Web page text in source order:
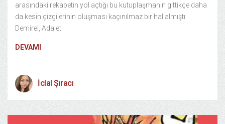
arasındaki rekabetin yol açtığı bu kutuplaşmanın gittikçe daha
da kesin çizgilerinin oluşması kaçınılmaz bir hal almıştı.
Demirel, Adalet
DEVAMI
İclal Şıracı